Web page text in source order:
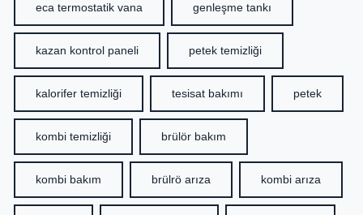
eca termostatik vana genleşme tankı
kazan kontrol paneli petek temizliği
kalorifer temizliği tesisat bakımı petek
kombi temizliği brülör bakım
kombi bakım brülrö arıza kombi arıza